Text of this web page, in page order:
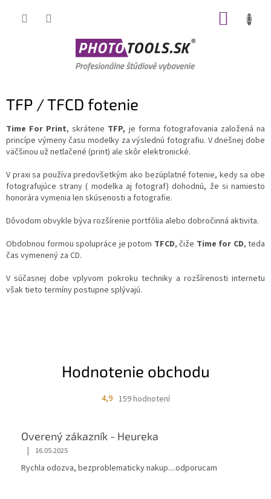
TFP / TFCD fotenie
Time For Print, skrátene TFP, je forma fotografovania založená na
princípe výmeny času modelky za výslednú fotografiu. V dnešnej dobe
väčšinou už netlačené (print) ale skôr elektronické.
V praxi sa používa predovšetkým ako bezúplatné fotenie, kedy sa obe
fotografujúce strany ( modelka aj fotograf) dohodnú, že si namiesto
honorára vymenia len skúsenosti a fotografie.
Dôvodom obvykle býva rozšírenie portfólia alebo dobročinná aktivita.
Obdobnou formou spolupráce je potom TFCD, čiže Time for CD, teda
čas vymenený za CD.
V súčasnej dobe vplyvom pokroku techniky a rozšírenosti internetu
však tieto termíny postupne splývajú.
Hodnotenie obchodu
4,9 159 hodnotení
Overený zákazník - Heureka
| 16.05.2025
Rychla odozva, bezproblematicky nakup....odporucam